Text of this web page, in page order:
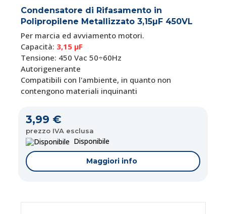
Condensatore di Rifasamento in
Polipropilene Metallizzato 3,15µF 450VL
Per marcia ed avviamento motori.
Capacità: 3,15 μF
Tensione: 450 Vac 50÷60Hz
Autorigenerante
Compatibili con l'ambiente, in quanto non
contengono materiali inquinanti
3,99 €
prezzo IVA esclusa
Disponibile
Maggiori info